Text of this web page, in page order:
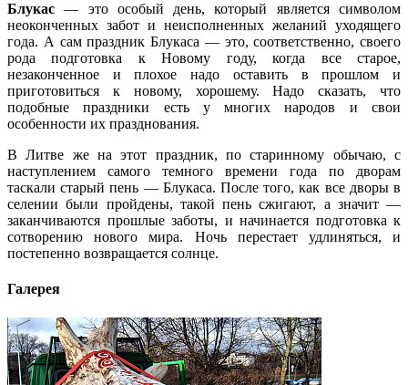
Блукас — это особый день, который является символом
неоконченных забот и неисполненных желаний уходящего
года. А сам праздник Блукаса — это, соответственно, своего
рода подготовка к Новому году, когда все старое,
незаконченное и плохое надо оставить в прошлом и
приготовиться к новому, хорошему. Надо сказать, что
подобные праздники есть у многих народов и свои
особенности их празднования.
В Литве же на этот праздник, по старинному обычаю, с
наступлением самого темного времени года по дворам
таскали старый пень — Блукаса. После того, как все дворы в
селении были пройдены, такой пень сжигают, а значит —
заканчиваются прошлые заботы, и начинается подготовка к
сотворению нового мира. Ночь перестает удлиняться, и
постепенно возвращается солнце.
Галерея